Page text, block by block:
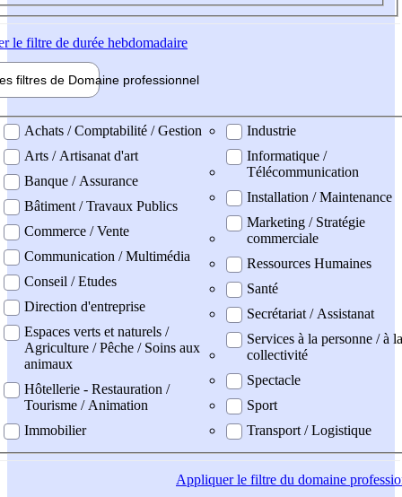
le filtre de durée hebdomadaire
filtres de Domaine professionnel
professionel
Achats / Comptabilité / Gestion
Arts / Artisanat d'art
Banque / Assurance
Bâtiment / Travaux Publics
Commerce / Vente
Communication / Multimédia
Conseil / Etudes
Direction d'entreprise
Espaces verts et naturels /
Agriculture / Pêche / Soins aux
animaux
Hôtellerie - Restauration /
Tourisme / Animation
Immobilier
Industrie
Informatique /
Télécommunication
Installation / Maintenance
Marketing / Stratégie
commerciale
Ressources Humaines
Santé
Secrétariat / Assistanat
Services à la personne / à la
collectivité
Spectacle
Sport
Transport / Logistique
Appliquerle filtre du domaine